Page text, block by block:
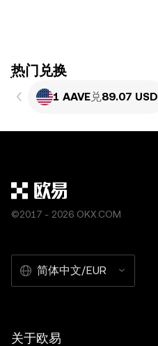
ִִִִִִִִִִִִִִִִִִִִִִִִִִִִִִִִִִִִִִִִִִִִִִִִ热门兑换
1 AAVE兑89.07 USD
©2017 - 2026 OKX.COM
简体中文/EUR
关于欧易